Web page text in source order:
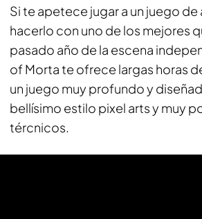
Si te apetece jugar a un juego
hacerlo con uno de los mejores
pasado año de la escena
of Morta te ofrece largas horas
un juego muy profundo y
bellísimo estilo pixel arts y muy
tércnicos.